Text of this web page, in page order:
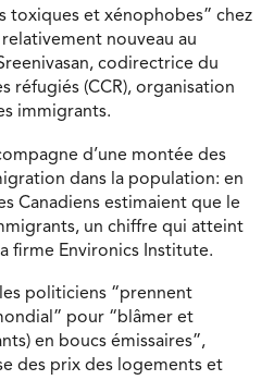
toxiques et xénophobes” chez
nouveau au
codirectrice du
réfugiés (CCR), organisation
immigrants.
d’une montée des
dans la population: en
Canadiens estimaient que le
un chiffre qui atteint
firme Environics Institute.
politiciens “prennent
pour “blâmer et
en boucs émissaires”,
des prix des logements et